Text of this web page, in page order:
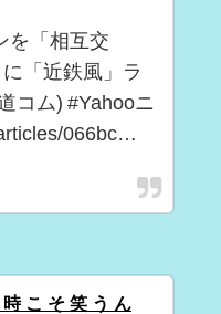
を「相互交
「近鉄風」ラ
コム) #Yahooニ
066bc…
こ そ 笑 う ん